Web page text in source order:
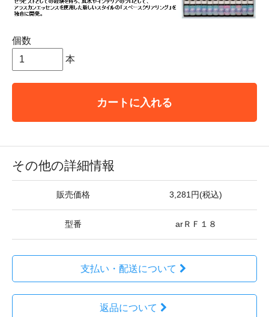
個数
本
カートに入れる
その他の詳細情報
販売価格 3,281円(税込)
型番 arＲＦ１８
支払い・配送について
返品について